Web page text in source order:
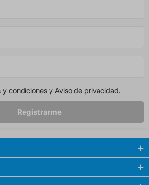
y condiciones y Aviso de privacidad.
Registrarme